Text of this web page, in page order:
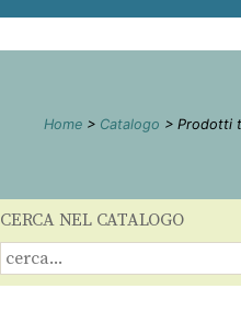
Home > Catalogo > Prodotti
CERCA NEL CATALOGO